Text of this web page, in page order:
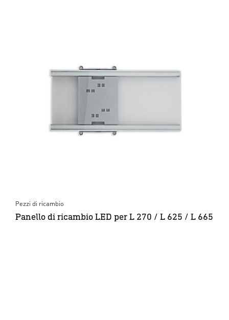
Pezzi di ricambio
Panello di ricambio LED per L 270 / L 625 / L 665